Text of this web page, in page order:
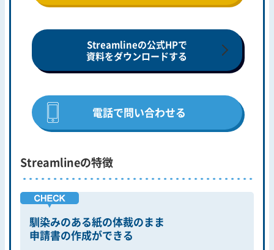
Streamlineの公式HPで
資料をダウンロードする
電話で問い合わせる
Streamlineの特徴
馴染みのある紙の体裁のまま
申請書の作成ができる